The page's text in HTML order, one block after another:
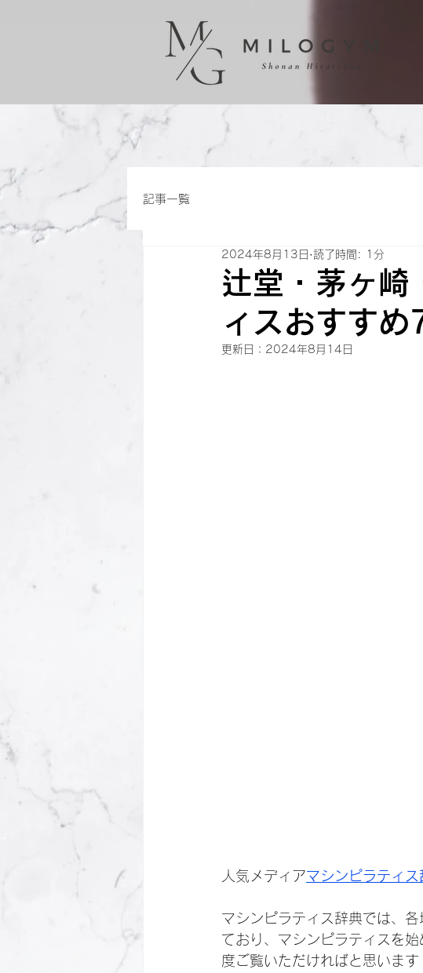
記事一覧
辻堂・茅ヶ崎
ィスおすすめ
2024年8月13日 読了時間: 1分
更新日： 2024年8月14日
人気メディアマシンピラティス
マシンピラティス辞典では、
ており、マシンピラティスを
度ご覧いただければと思います